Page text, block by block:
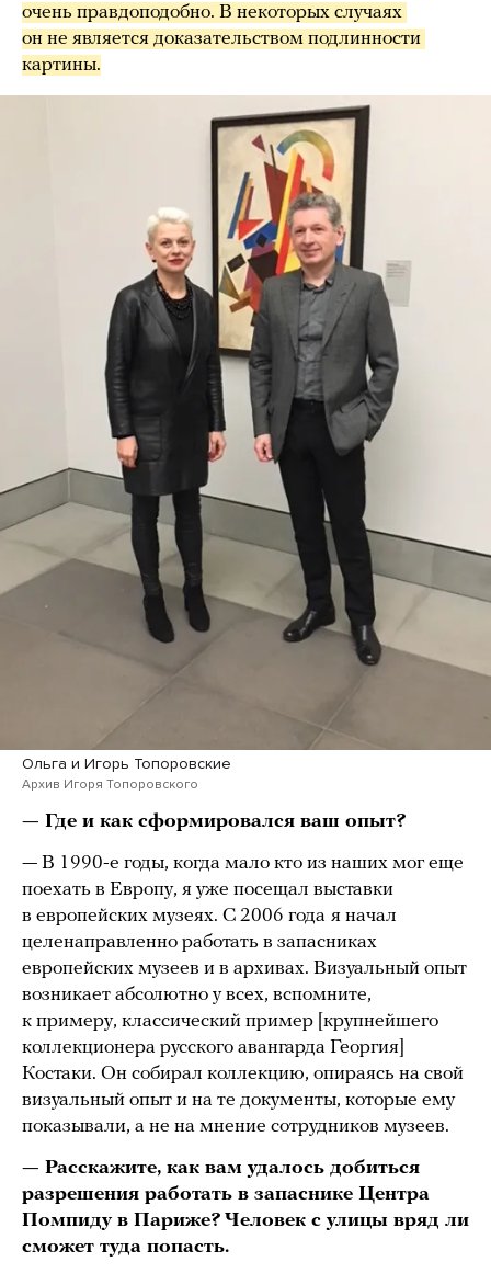
очень правдоподобно. В некоторых случаях
он не является доказательством подлинности
картины.
Ольга и Игорь Топоровские
Архив Игоря Топоровского
— Где и как сформировался ваш опыт?
— В 1990-е годы, когда мало кто из наших мог еще
поехать в Европу, я уже посещал выставки
в европейских музеях. С 2006 года я начал
целенаправленно работать в запасниках
европейских музеев и в архивах. Визуальный опыт
возникает абсолютно у всех, вспомните,
к примеру, классический пример [крупнейшего
коллекционера русского авангарда Георгия]
Костаки. Он собирал коллекцию, опираясь на свой
визуальный опыт и на те документы, которые ему
показывали, а не на мнение сотрудников музеев.
— Расскажите, как вам удалось добиться
разрешения работать в запаснике Центра
Помпиду в Париже? Человек с улицы вряд ли
сможет туда попасть.